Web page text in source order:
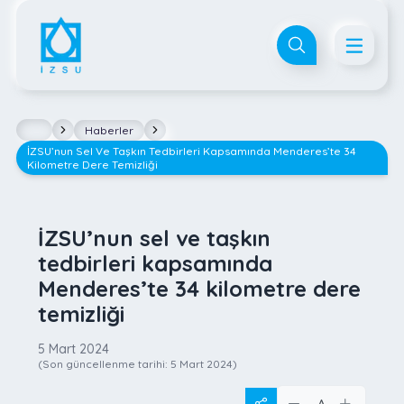
Haberler
İZSU’nun Sel Ve Taşkın Tedbirleri Kapsamında Menderes’te 34
Kilometre Dere Temizliği
İZSU’nun sel ve taşkın
tedbirleri kapsamında
Menderes’te 34 kilometre dere
temizliği
5 Mart 2024
(Son güncellenme tarihi: 5 Mart 2024)